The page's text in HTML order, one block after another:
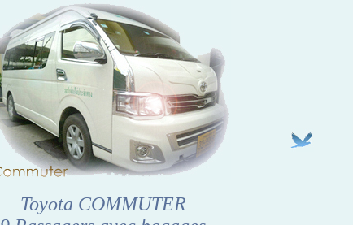
Toyota COMMUTER